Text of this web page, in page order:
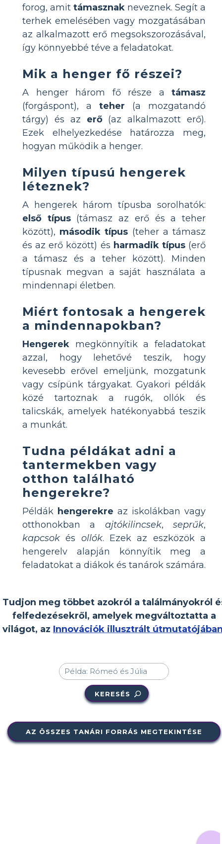
forog, amit támasznak neveznek. Segít a
terhek emelésében vagy mozgatásában
az alkalmazott erő megsokszorozásával,
így könnyebbé téve a feladatokat.
Mik a henger fő részei?
A henger három fő része a támasz
(forgáspont), a teher (a mozgatandó
tárgy) és az erő(az alkalmazott erő).
Ezek elhelyezkedése határozza meg,
hogyan működik a henger.
Milyen típusú hengerek
léteznek?
A hengerek három típusba sorolhatók:
első típus(támasz az erő és a teher
között), második típus (teher a támasz
és az erő között) és harmadik típus(erő
a támasz és a teher között). Minden
típusnak megvan a saját használata a
mindennapi életben.
Miért fontosak a hengerek
a mindennapokban?
Hengerek megkönnyítik a feladatokat
azzal, hogy lehetővé teszik, hogy
kevesebb erővel emeljünk, mozgatunk
vagy csípünk tárgyakat. Gyakori példák
közé tartoznak a rugók, ollók és
talicskák, amelyek hatékonyabbá teszik
a munkát.
Tudna példákat adni a
tantermekben vagy
otthon található
hengerekre?
Példák hengerekre az iskolákban vagy
otthonokban a ajtókilincsek,seprűk,
kapcsok és ollók. Ezek az eszközök a
hengerelv alapján könnyítik meg a
feladatokat a diákok és tanárok számára.
Tudjon meg többet azokról a találmányokról
felfedezésekről, amelyek megváltoztatta a
világot, az Innovációk illusztrált
KERESÉS
AZ ÖSSZES TANÁRI FORRÁS MEGTEKINTÉSE